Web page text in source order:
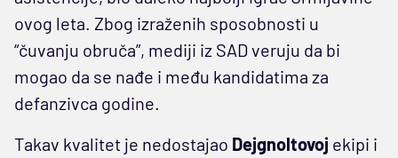
ovog leta. Zbog izraženih sposobnosti u
“čuvanju obruča”, mediji iz SAD veruju da bi
mogao da se nađe i među kandidatima za
defanzivca godine.
Takav kvalitet je nedostajao Dejgnoltovoj ekipi i